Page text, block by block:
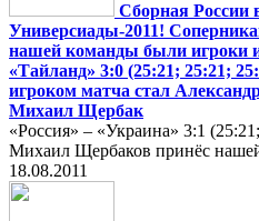
Сборная
Универсиады-2011!
нашей команды были игроки
«Тайланд» 3:0 (25:21; 25:21;
игроком матча стал
Михаил Щербак
«Россия» – «Украина» 3:1
Михаил Щербаков принёс
18.08.2011